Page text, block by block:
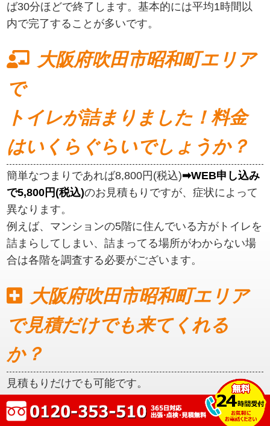
ば30分ほどで終了します。基本的には平均1時間以
内で完了することが多いです。
大阪府吹田市昭和町エリア
で
トイレが詰まりました！料金
はいくらぐらいでしょうか？
簡単なつまりであれば8,800円(税込)➡WEB申し込み
で5,800円(税込)のお見積もりですが、症状によって
異なります。
例えば、マンションの5階に住んでいる方がトイレを
詰まらしてしまい、詰まってる場所がわからない場
合は各階を調査する必要がございます。
大阪府吹田市昭和町エリア
で見積だけでも来てくれる
か？
見積もりだけでも可能です。
初めに見積もりをご提示いたしますので、ご納得い
ただいてからの作業となります。